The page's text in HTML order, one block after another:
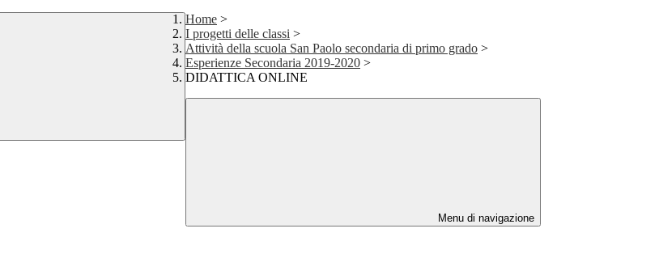
Home >
I progetti delle classi >
Attività della scuola San Paolo secondaria di primo grado >
Esperienze Secondaria 2019-2020 >
DIDATTICA ONLINE
Menu di navigazione